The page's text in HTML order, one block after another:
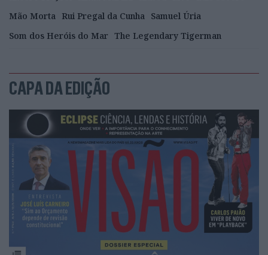
Mão Morta Rui Pregal da Cunha Samuel Úria
Som dos Heróis do Mar The Legendary Tigerman
CAPA DA EDIÇÃO